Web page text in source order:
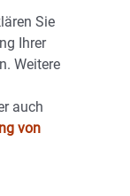
Sie
Ihrer
Weitere
auch
von